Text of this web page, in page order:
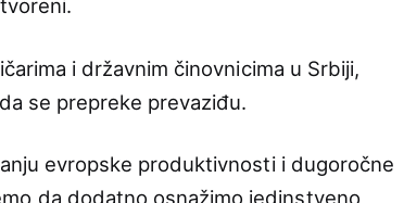
i državnim činovnicima u Srbiji,
se prepreke prevaziđu.
evropske produktivnosti i dugoročne
da dodatno osnažimo jedinstveno